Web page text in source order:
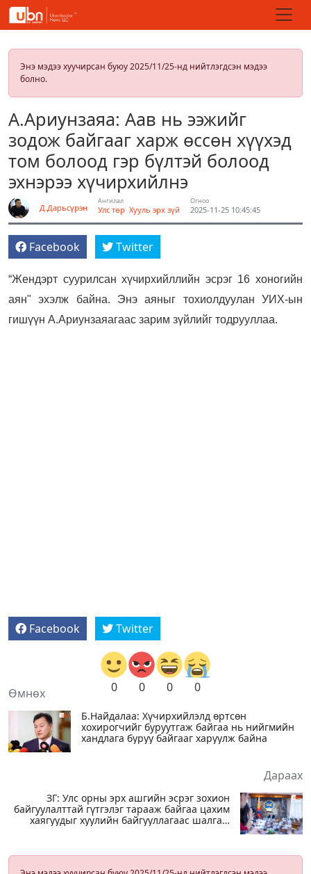
Энэ мэдээ хуучирсан буюу 2025/11/25-нд нийтлэгдсэн мэдээ
болно.
А.Ариунзаяа: Аав нь ээжийг
зодож байгааг харж өссөн хүүхэд
том болоод гэр бүлтэй болоод
эхнэрээ хүчирхийлнэ
Д.Дарьсүрэн
Ангилал
Улс төр Хууль эрх зүй
Огноо
2025-11-25 10:45:45
Facebook Twitter
“Жендэрт суурилсан хүчирхийллийн эсрэг 16 хоногийн
аян" эхэлж байна. Энэ аяныг тохиолдуулан УИХ-ын
гишүүн А.Ариунзаяагаас зарим зүйлийг тодрууллаа.
Facebook Twitter
0 0 0 0
Өмнөх
Б.Найдалаа: Хүчирхийлэлд өртсөн
хохирогчийг буруутгаж байгаа нь нийгмийн
хандлага буруу байгааг харуулж байна
Дараах
ЗГ: Улс орны эрх ашгийн эсрэг зохион
байгуулалттай гүтгэлэг тарааж байгаа цахим
хаягуудыг хуулийн байгууллагаас шалгаж